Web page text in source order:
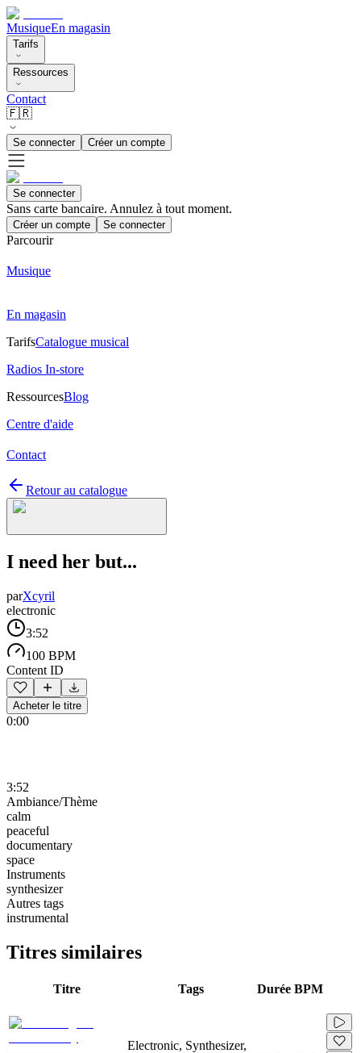
MusiqueEn magasin
Tarifs
Ressources
Contact
🇫🇷
Se connecter Créer un compte
Se connecter
Sans carte bancaire. Annulez à tout moment.
Créer un compte Se connecter
Parcourir
Musique
En magasin
TarifsCatalogue musical
Radios In-store
RessourcesBlog
Centre d'aide
Contact
Retour au catalogue
I need her but...
parXcyril
electronic
3:52
100 BPM
Content ID
Acheter le titre
0:00
3:52
Ambiance/Thème
calm
peaceful
documentary
space
Instruments
synthesizer
Autres tags
instrumental
Titres similaires
Titre Tags Durée BPM
Electronic, Synthesizer,